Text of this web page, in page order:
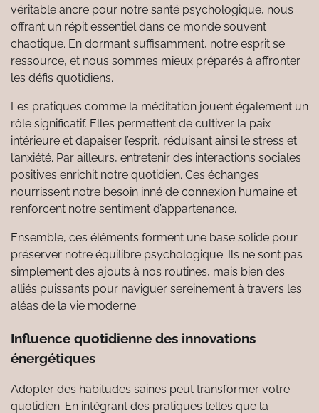
véritable ancre pour notre santé psychologique, nous
offrant un répit essentiel dans ce monde souvent
chaotique. En dormant suffisamment, notre esprit se
ressource, et nous sommes mieux préparés à affronter
les défis quotidiens.
Les pratiques comme la méditation jouent également un
rôle significatif. Elles permettent de cultiver la paix
intérieure et d’apaiser l’esprit, réduisant ainsi le stress et
l’anxiété. Par ailleurs, entretenir des interactions sociales
positives enrichit notre quotidien. Ces échanges
nourrissent notre besoin inné de connexion humaine et
renforcent notre sentiment d’appartenance.
Ensemble, ces éléments forment une base solide pour
préserver notre équilibre psychologique. Ils ne sont pas
simplement des ajouts à nos routines, mais bien des
alliés puissants pour naviguer sereinement à travers les
aléas de la vie moderne.
Influence quotidienne des innovations
énergétiques
Adopter des habitudes saines peut transformer votre
quotidien. En intégrant des pratiques telles que la